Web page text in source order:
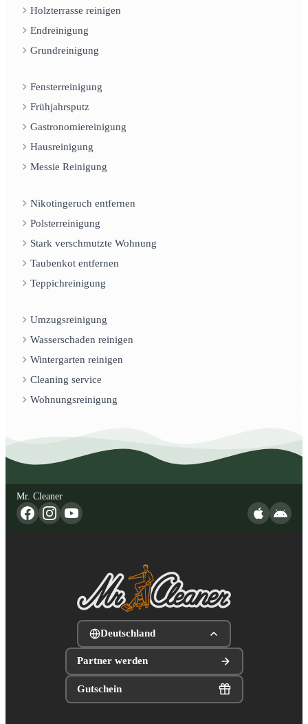
Holzterrasse reinigen
Endreinigung
Grundreinigung
Fensterreinigung
Frühjahrsputz
Gastronomiereinigung
Hausreinigung
Messie Reinigung
Nikotingeruch entfernen
Polsterreinigung
Stark verschmutzte Wohnung
Taubenkot entfernen
Teppichreinigung
Umzugsreinigung
Wasserschaden reinigen
Wintergarten reinigen
Cleaning service
Wohnungsreinigung
Mr. Cleaner
Deutschland
Partner werden
Gutschein